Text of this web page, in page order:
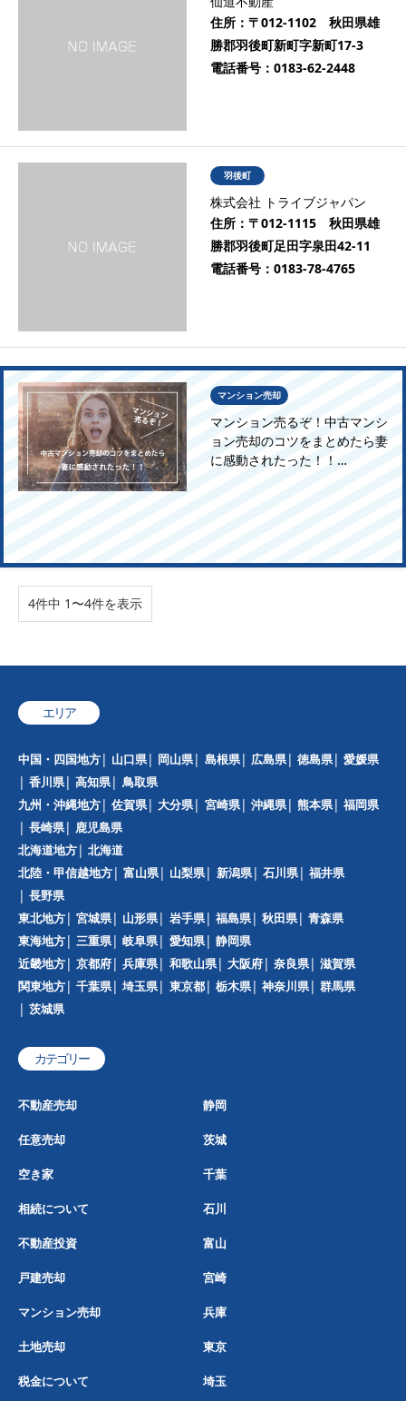
住所： 〒012-1102 秋田県雄
勝郡羽後町新町字新町17-3
電話番号： 0183-62-2448
羽後町
株式会社 トライブジャパン
住所： 〒012-1115 秋田県雄
勝郡羽後町足田字泉田42-11
電話番号： 0183-78-4765
マンション売却
マンション売るぞ！中古マンシ
ョン売却のコツをまとめたら妻
に感動されたった！！…
4件中 1〜4件を表示
エリア
中国・四国地方 山口県 岡山県 島根県 広島県 徳島県
愛媛県
香川県
高知県
鳥取県
九州・沖縄地方
佐賀県 大分県 宮崎県 沖縄県 熊本県
福岡県
長崎県
鹿児島県
北海道地方
北海道
北陸・甲信越地方
富山県 山梨県 新潟県 石川県
福井県
長野県
東北地方
宮城県 山形県 岩手県 福島県 秋田県
青森県
東海地方
三重県 岐阜県 愛知県
静岡県
近畿地方
京都府 兵庫県 和歌山県 大阪府 奈良県
滋賀県
関東地方
千葉県 埼玉県 東京都 栃木県 神奈川県
群馬県
茨城県
カテゴリー
不動産売却 静岡
任意売却 茨城
空き家 千葉
相続について 石川
不動産投資 富山
戸建売却 宮崎
マンション売却 兵庫
土地売却 東京
税金について 埼玉